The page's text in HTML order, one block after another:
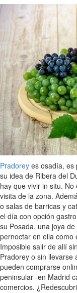
Pradorey es osadía, es
su idea de Ribera del
hay que vivir in situ.
visita de la zona.
o salas de barricas y
el día con opción
su Posada, una joya
pernoctar en ella como
Imposible salir de allí
Pradorey o sin llevarse
pueden comprarse
peninsular -en Madrid
comercios.